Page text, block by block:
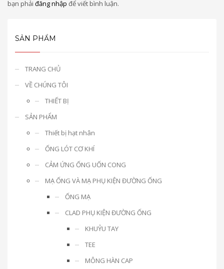
bạn phải đăng nhập để viết bình luận.
SẢN PHẨM
TRANG CHỦ
VỀ CHÚNG TÔI
THIẾT BỊ
SẢN PHẨM
Thiết bị hạt nhân
ỐNG LÓT CƠ KHÍ
CẢM ỨNG ỐNG UỐN CONG
MẠ ỐNG VÀ MẠ PHỤ KIỆN ĐƯỜNG ỐNG
ỐNG MẠ
CLAD PHỤ KIỆN ĐƯỜNG ỐNG
KHUỶU TAY
TEE
MÔNG HÀN CAP